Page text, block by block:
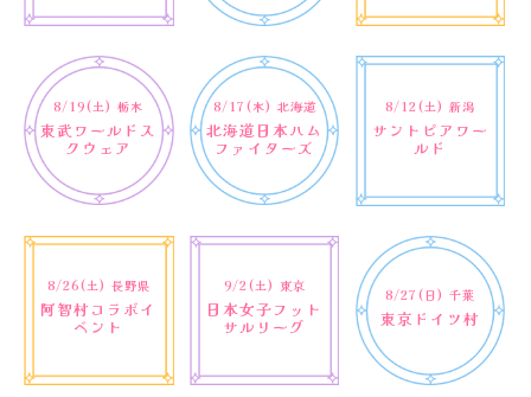
8/19(土) 栃木
東武ワールドス
クウェア
8/17(木) 北海道
北海道日本ハム
ファイターズ
8/12(土) 新潟
サントピアワー
ルド
8/26(土) 長野県
阿智村コラボイ
ベント
9/2(土) 東京
日本女子フット
サルリーグ
8/27(日) 千葉
東京ドイツ村